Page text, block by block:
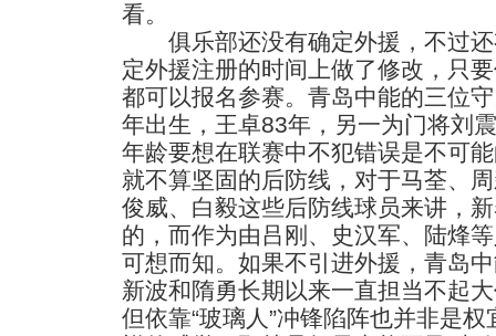
看。
俱乐部还没有确定外援，不过还
定外援注册的时间上做了修改，只
都可以报名参赛。青岛中能的三位
年出生，王卓83年，另一为门将刘
年龄要想在联赛中不犯错误是不可
就不算坚固的后防线，对于马荃、
俊威、白毅这些后防线球员来讲，
的，而作为由吕刚、史汉军、陆烽
可想而知。如果不引进外援，青岛
新波和隋勇长期以来一直担当不起
但依靠“玻璃人”冲锋陷阵也并非是